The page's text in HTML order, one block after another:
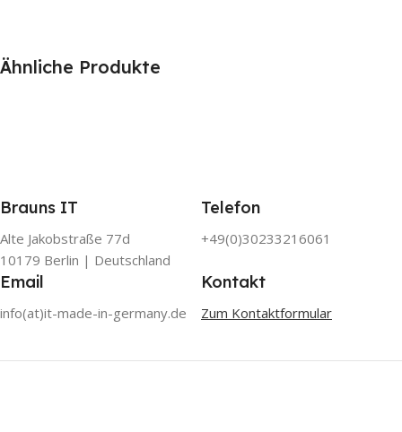
Ähnliche Produkte
Brauns IT
Alte Jakobstraße 77d
10179 Berlin | Deutschland
Telefon
+49(0)30233216061
Email
info(at)it-made-in-germany.de
Kontakt
Zum Kontaktformular